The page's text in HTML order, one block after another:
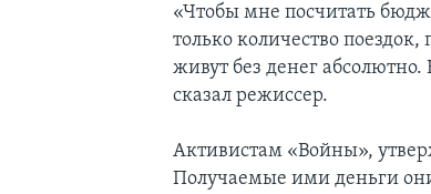
«Чтобы мне посчитать
только количество
живут без денег
сказал режиссер.
Активистам «Войны»,
Получаемые ими деньги